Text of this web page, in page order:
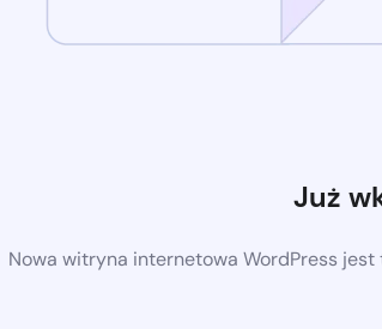
Już
Nowa witryna internetowa WordPress